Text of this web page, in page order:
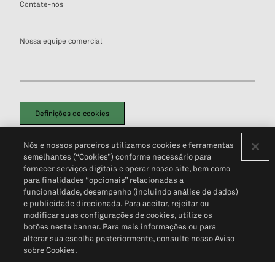
Contate-nos
Nossa equipe comercial
Definições de cookies
Política de PrivacidadePortal de privacidade do cliente (em inglês)
Não Venda Minhas Informações Pessoais© 2026 S&P Global
Nós e nossos parceiros utilizamos cookies e ferramentas
semelhantes (“Cookies”) conforme necessário para
fornecer serviços digitais e operar nosso site, bem como
para finalidades “opcionais” relacionadas a
funcionalidade, desempenho (incluindo análise de dados)
e publicidade direcionada. Para aceitar, rejeitar ou
modificar suas configurações de cookies, utilize os
botões neste banner. Para mais informações ou para
alterar sua escolha posteriormente, consulte nosso Aviso
sobre Cookies.